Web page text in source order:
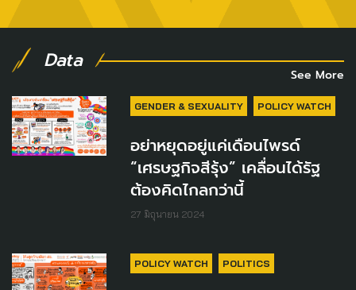
Data
See More
GENDER & SEXUALITY POLICY WATCH
อย่าหยุดอยู่แค่เดือนไพรด์
“เศรษฐกิจสีรุ้ง” เคลื่อนได้รัฐ
ต้องคิดไกลกว่านี้
27 มิถุนายน 2024
POLICY WATCH POLITICS